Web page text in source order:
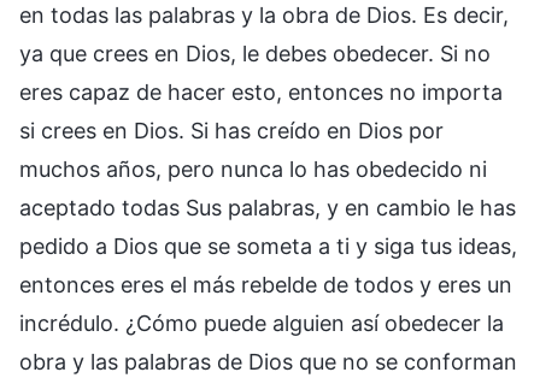
en todas las palabras y la obra de Dios. Es decir,
ya que crees en Dios, le debes obedecer. Si no
eres capaz de hacer esto, entonces no importa
si crees en Dios. Si has creído en Dios por
muchos años, pero nunca lo has obedecido ni
aceptado todas Sus palabras, y en cambio le has
pedido a Dios que se someta a ti y siga tus ideas,
entonces eres el más rebelde de todos y eres un
incrédulo. ¿Cómo puede alguien así obedecer la
obra y las palabras de Dios que no se conforman